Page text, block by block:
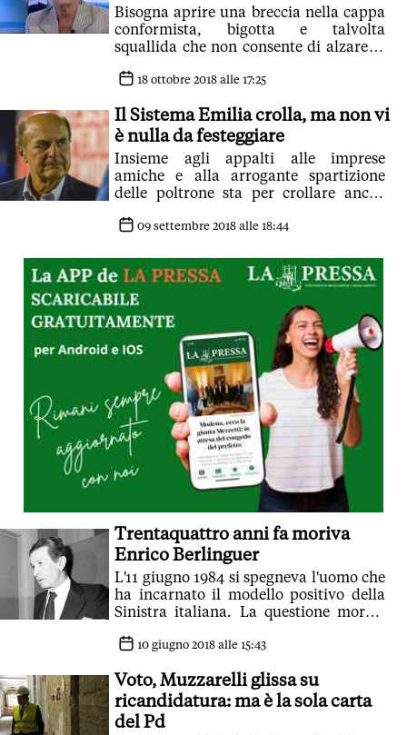
Bisogna aprire una breccia nella cappa
conformista, bigotta e talvolta
squallida che non consente di alzare lo
scarpe18 ottobre 2018 alle 17:25
Il Sistema Emilia crolla, ma non vi
è nulla da festeggiare
Insieme agli appalti alle imprese
amiche e alla arrogante spartizione
delle poltrone sta per crollare anche
09 settembre 2018 alle 18:44
Trentaquattro anni fa moriva
Enrico Berlinguer
L'11 giugno 1984 si spegneva l'uomo che
ha incarnato il modello positivo della
Sinistra italiana. La questione morale
10 giugno 2018 alle 15:43
Voto, Muzzarelli glissa su
ricandidatura: ma è la sola carta
del Pd